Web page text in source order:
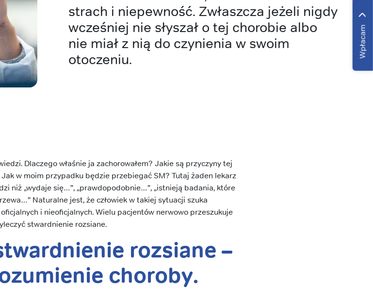
Wpłacam
strach i niepewność. Zwłaszcza jeżeli nigdy
wcześniej nie słyszał o tej chorobie albo
nie miał z nią do czynienia w swoim
otoczeniu.
Dlaczego właśnie ja zachorowałem? Jakie są przyczyny tej
w moim przypadku będzie przebiegać SM? Tutaj żaden lekarz
niż „wydaje się…”, „prawdopodobnie…”, „istnieją badania, które
Naturalne jest, że człowiek w takiej sytuacji szuka
i nieoficjalnych. Wielu pacjentów nerwowo przeszukuje
stwardnienie rozsiane.
rozsiane –
choroby.